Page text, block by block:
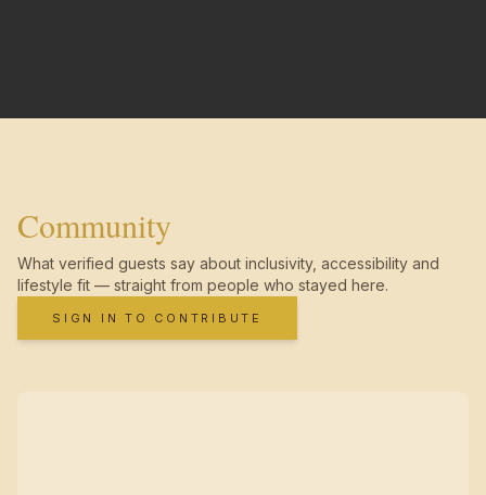
Community
What verified guests say about inclusivity, accessibility and
lifestyle fit — straight from people who stayed here.
SIGN IN TO CONTRIBUTE